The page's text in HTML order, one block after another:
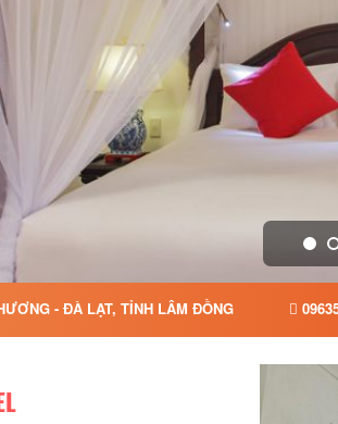
- ĐÀ LẠT, TỈNH LÂM ĐỒNG